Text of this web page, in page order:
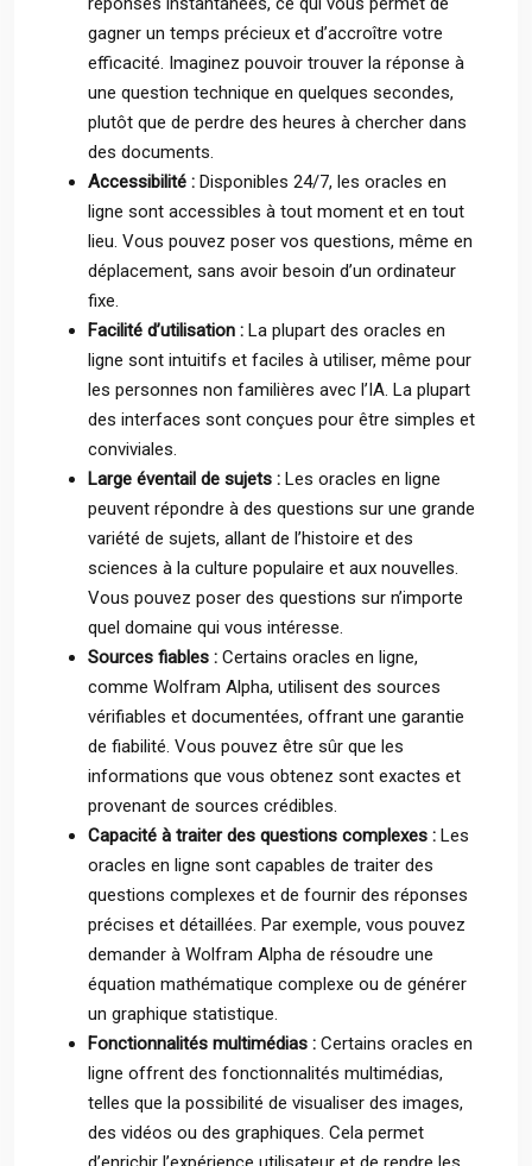
gagner un temps précieux et d’accroître votre
efficacité. Imaginez pouvoir trouver la réponse à
une question technique en quelques secondes,
plutôt que de perdre des heures à chercher dans
des documents.
Accessibilité : Disponibles 24/7, les oracles en
ligne sont accessibles à tout moment et en tout
lieu. Vous pouvez poser vos questions, même en
déplacement, sans avoir besoin d’un ordinateur
fixe.
Facilité d’utilisation : La plupart des oracles en
ligne sont intuitifs et faciles à utiliser, même pour
les personnes non familières avec l’IA. La plupart
des interfaces sont conçues pour être simples et
conviviales.
Large éventail de sujets : Les oracles en ligne
peuvent répondre à des questions sur une grande
variété de sujets, allant de l’histoire et des
sciences à la culture populaire et aux nouvelles.
Vous pouvez poser des questions sur n’importe
quel domaine qui vous intéresse.
Sources fiables : Certains oracles en ligne,
comme Wolfram Alpha, utilisent des sources
vérifiables et documentées, offrant une garantie
de fiabilité. Vous pouvez être sûr que les
informations que vous obtenez sont exactes et
provenant de sources crédibles.
Capacité à traiter des questions complexes : Les
oracles en ligne sont capables de traiter des
questions complexes et de fournir des réponses
précises et détaillées. Par exemple, vous pouvez
demander à Wolfram Alpha de résoudre une
équation mathématique complexe ou de générer
un graphique statistique.
Fonctionnalités multimédias : Certains oracles en
ligne offrent des fonctionnalités multimédias,
telles que la possibilité de visualiser des images,
des vidéos ou des graphiques. Cela permet